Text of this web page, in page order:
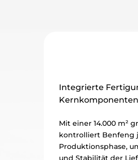
Fertigung, 100 % eigene
14.000 m² großen Fabrik
Benfeng jede
um Qualität, Lieferung
Stabilität der Lieferkette